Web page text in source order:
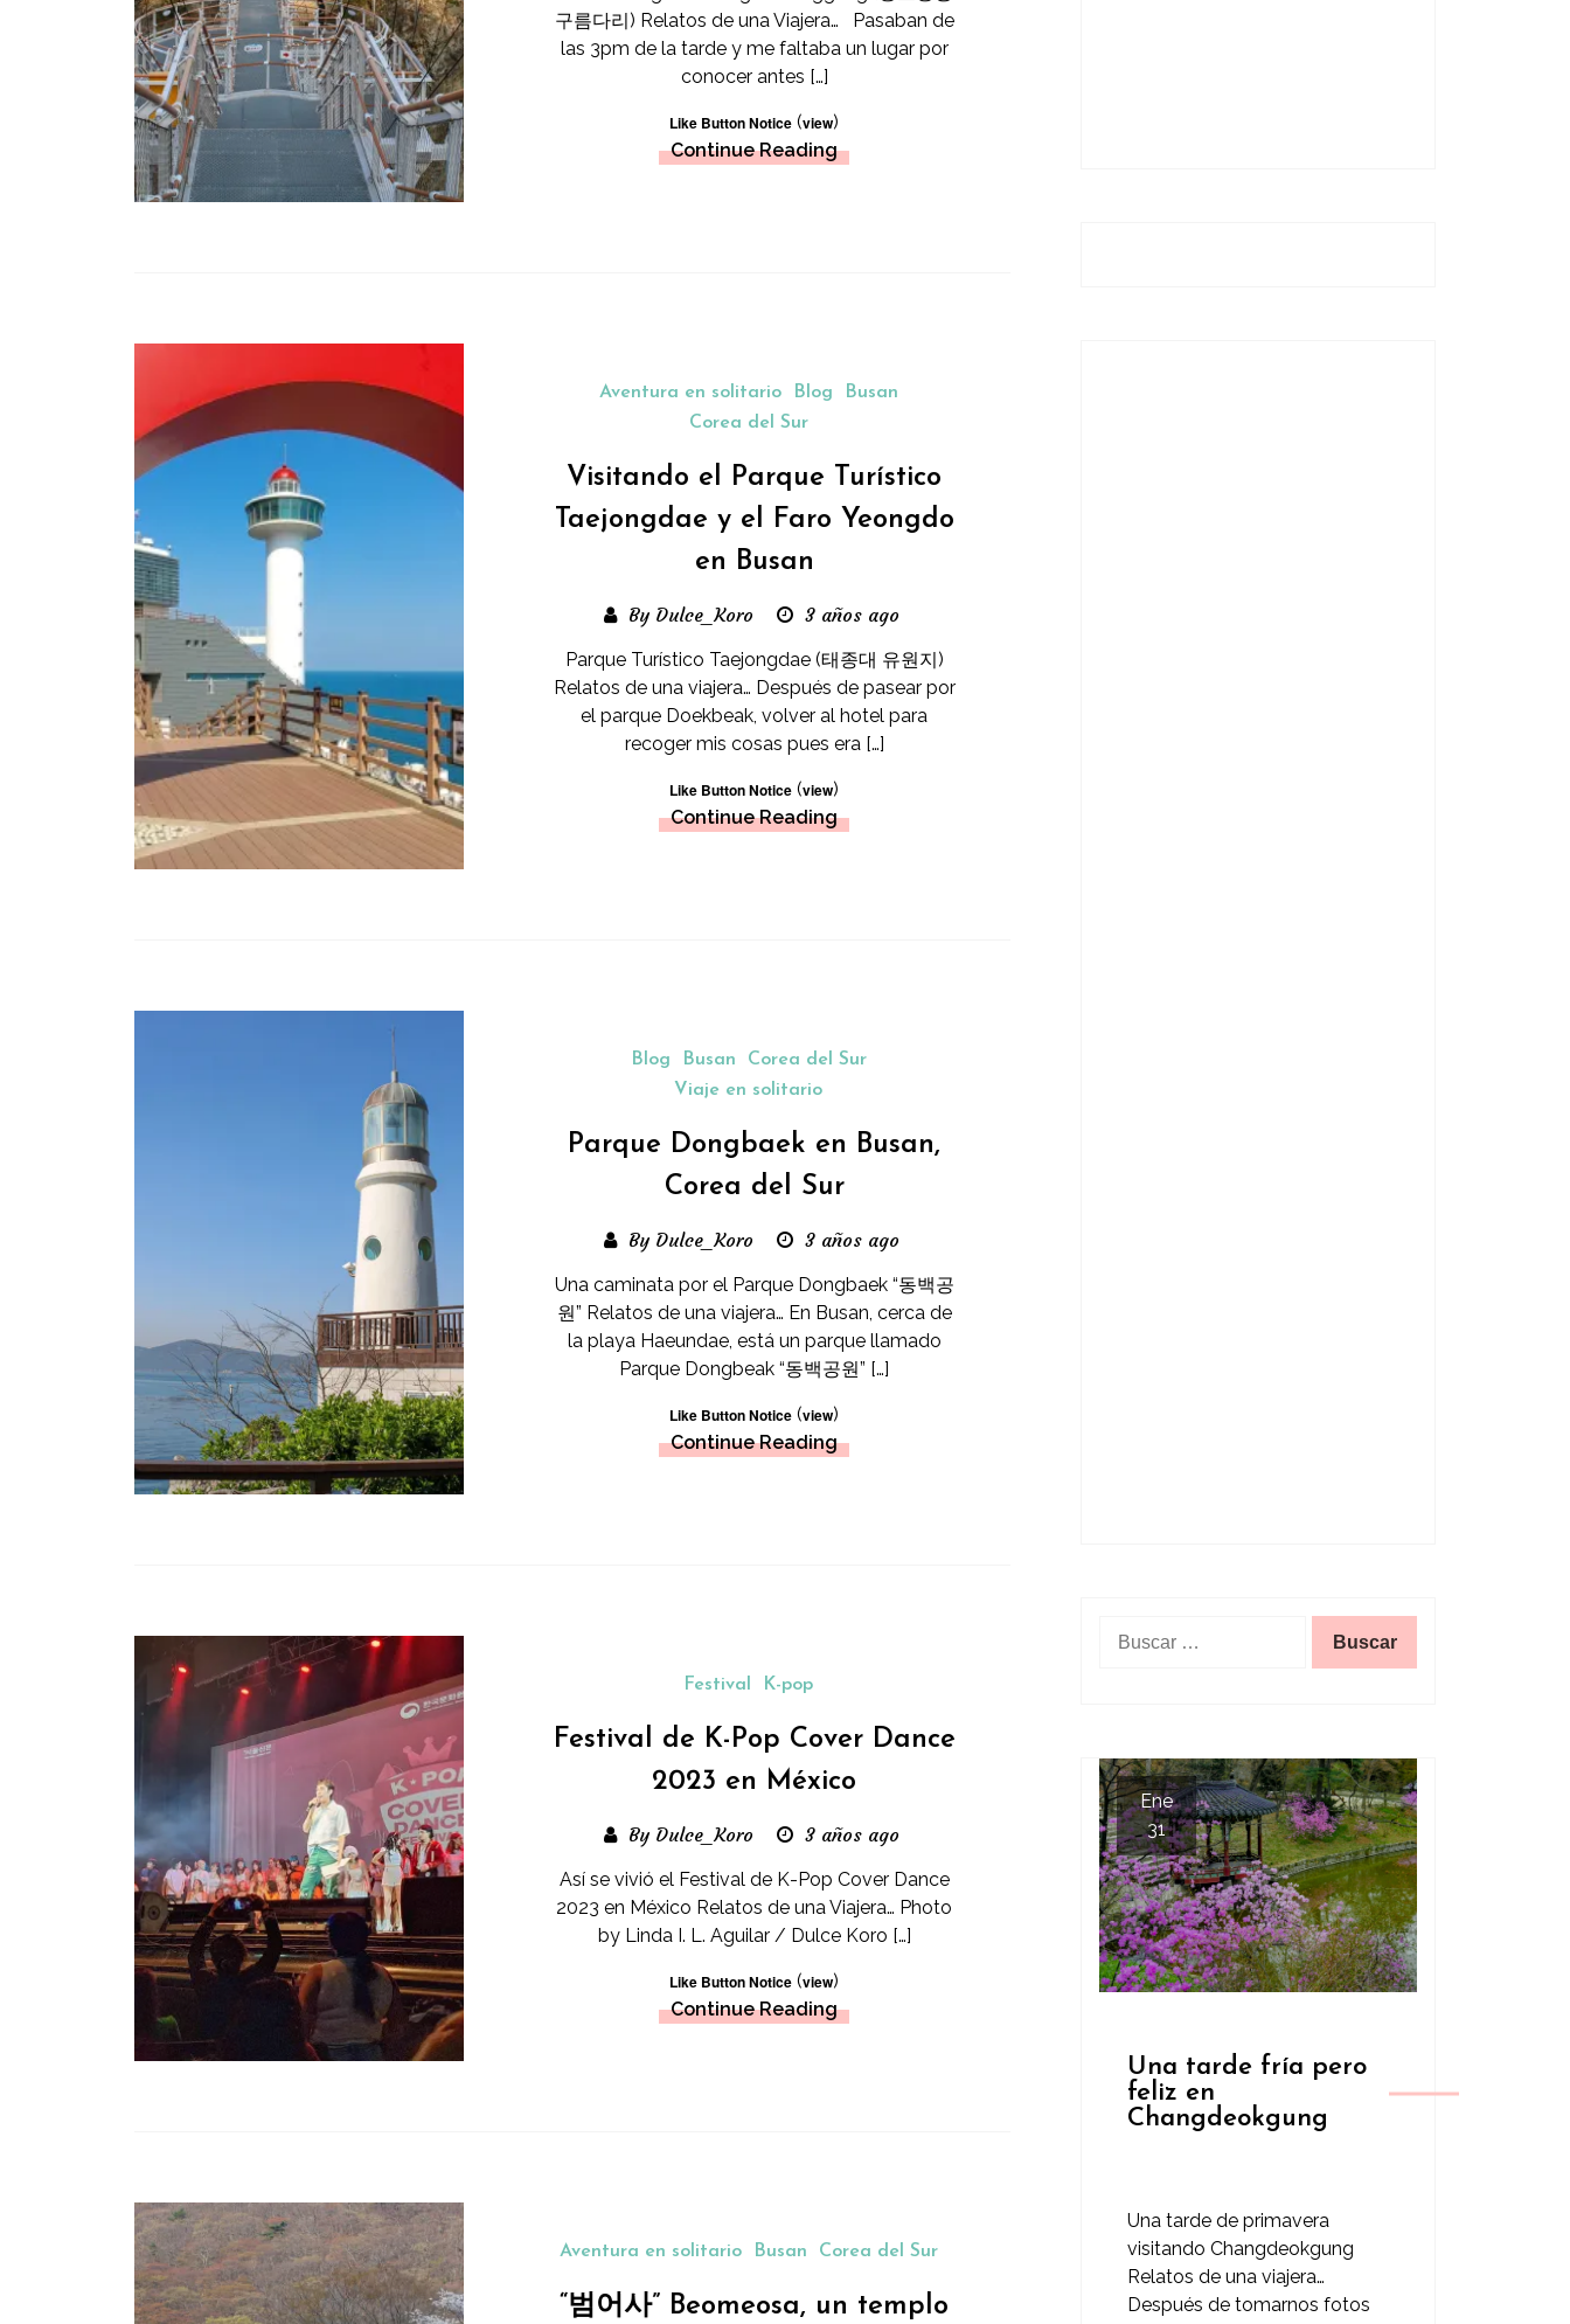
구름다리) Relatos de una Viajera… Pasaban de
las 3pm de la tarde y me faltaba un lugar por
conocer antes […]
Like Button Notice (view)
Continue Reading
Aventura en solitario Blog
Busan
Corea del Sur
Visitando el Parque Turístico
Taejongdae y el Faro Yeongdo
en Busan
By Dulce_Koro 3 años ago
Parque Turístico Taejongdae (태종대 유원지)
Relatos de una viajera… Después de pasear por
el parque Doekbeak, volver al hotel para
recoger mis cosas pues era […]
Like Button Notice (view)
Continue Reading
Blog Busan
Corea del Sur
Viaje en solitario
Parque Dongbaek en Busan,
Corea del Sur
By Dulce_Koro 3 años ago
Una caminata por el Parque Dongbaek “동백공
원” Relatos de una viajera… En Busan, cerca de
la playa Haeundae, está un parque llamado
Parque Dongbeak “동백공원” […]
Like Button Notice (view)
Continue Reading
Festival K-pop
Festival de K-Pop Cover Dance
2023 en México
By Dulce_Koro 3 años ago
Así se vivió el Festival de K-Pop Cover Dance
2023 en México Relatos de una Viajera… Photo
by Linda I. L. Aguilar / Dulce Koro […]
Like Button Notice (view)
Continue Reading
Aventura en solitario Busan Corea del Sur
“범어사” Beomeosa, un templo
Ene
31
Una tarde fría pero
feliz en
Changdeokgung
Una tarde de primavera
visitando Changdeokgung
Relatos de una viajera…
Después de tomarnos fotos